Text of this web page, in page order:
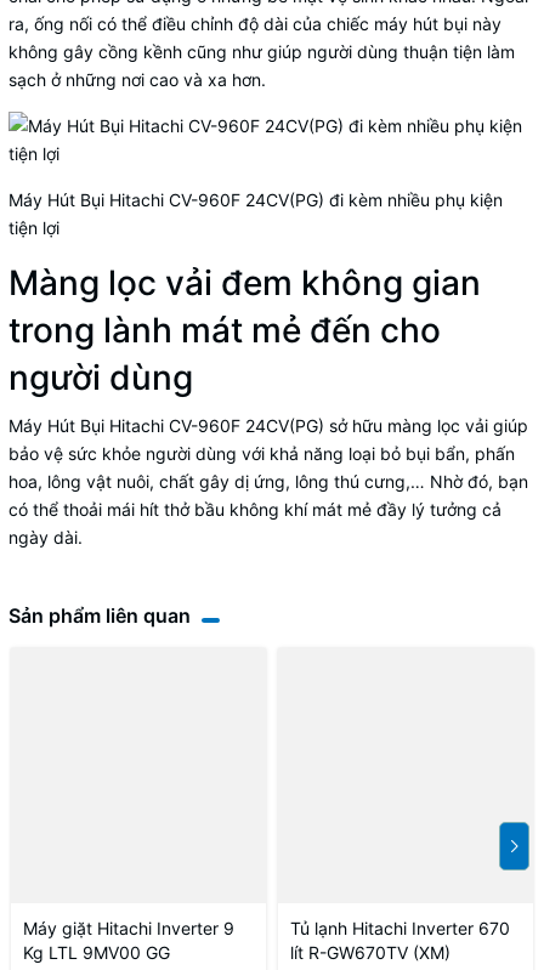
ra, ống nối có thể điều chỉnh độ dài của chiếc máy hút bụi này
không gây cồng kềnh cũng như giúp người dùng thuận tiện làm
sạch ở những nơi cao và xa hơn.
Máy Hút Bụi Hitachi CV-960F 24CV(PG) đi kèm nhiều phụ kiện
tiện lợi
Màng lọc vải đem không gian
trong lành mát mẻ đến cho
người dùng
Máy Hút Bụi Hitachi CV-960F 24CV(PG) sở hữu màng lọc vải giúp
bảo vệ sức khỏe người dùng với khả năng loại bỏ bụi bẩn, phấn
hoa, lông vật nuôi, chất gây dị ứng, lông thú cưng,… Nhờ đó, bạn
có thể thoải mái hít thở bầu không khí mát mẻ đầy lý tưởng cả
ngày dài.
Sản phẩm liên quan
Máy giặt Hitachi Inverter 9
Kg LTL 9MV00 GG
Tủ lạnh Hitachi Inverter 670
lít R-GW670TV (XM)